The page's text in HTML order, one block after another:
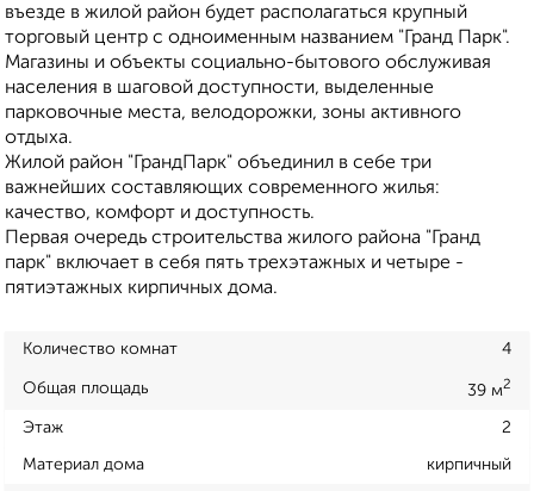
въезде в жилой район будет располагаться крупный
торговый центр с одноименным названием "Гранд Парк".
Магазины и объекты социально-бытового обслуживая
населения в шаговой доступности, выделенные
парковочные места, велодорожки, зоны активного
отдыха.
Жилой район "ГрандПарк" объединил в себе три
важнейших составляющих современного жилья:
качество, комфорт и доступность.
Первая очередь строительства жилого района "Гранд
парк" включает в себя пять трехэтажных и четыре -
пятиэтажных кирпичных дома.
Количество комнат 4
Общая площадь 39 м2
Этаж 2
Материал дома кирпичный